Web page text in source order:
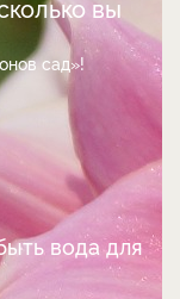
вы
сад»!
вода для